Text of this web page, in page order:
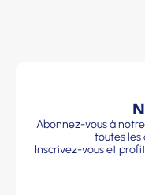
Abonnez-vous à
toutes les
Inscrivez-vous et